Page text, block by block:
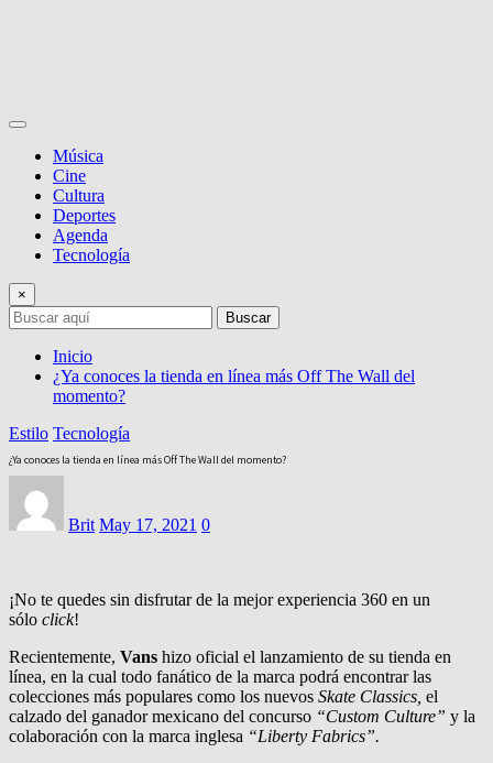
Música
Cine
Cultura
Deportes
Agenda
Tecnología
×
Buscar
Inicio
¿Ya conoces la tienda en línea más Off The Wall del
momento?
Estilo Tecnología
¿Ya conoces la tienda en línea más Off The Wall del momento?
Brit May 17, 2021 0
¡No te quedes sin disfrutar de la mejor experiencia 360 en un
sólo click!
Recientemente, Vans hizo oficial el lanzamiento de su tienda en
línea, en la cual todo fanático de la marca podrá encontrar las
colecciones más populares como los nuevos Skate Classics, el
calzado del ganador mexicano del concurso “Custom Culture” y la
colaboración con la marca inglesa “Liberty Fabrics”.